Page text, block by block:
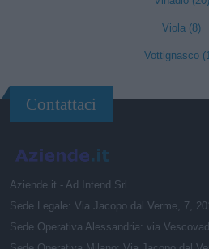
Viola (8)
Vottignasco
Contattaci
Aziende.it - Ad Intend Srl
Sede Legale: Via Jacopo dal Verme, 7,
Sede Operativa Alessandria: via